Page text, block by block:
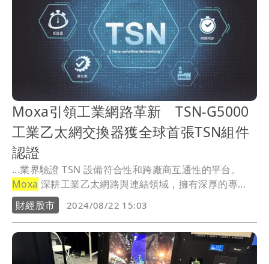
Moxa引領工業網路革新 TSN-G5000
工業乙太網交換器獲全球首張TSN組件
認證
...業界驗證 TSN 設備符合性和跨廠商互通性的平台。
Moxa 深耕工業乙太網路與連結領域，擁有深厚的專...
財經股市
2024/08/22 15:03